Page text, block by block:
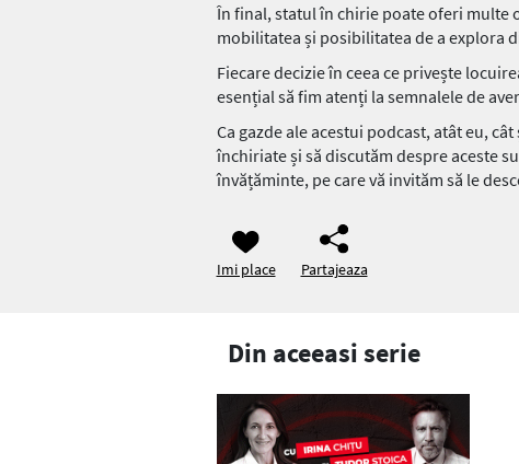
În final, statul în chirie poate oferi multe
mobilitatea și posibilitatea de a explora
Fiecare decizie în ceea ce privește
esențial să fim atenți la semnalele de
Ca gazde ale acestui podcast, atât eu,
închiriate și să discutăm despre aceste
învățăminte, pe care vă invităm să le
Imi place Partajeaza
Din aceeasi serie